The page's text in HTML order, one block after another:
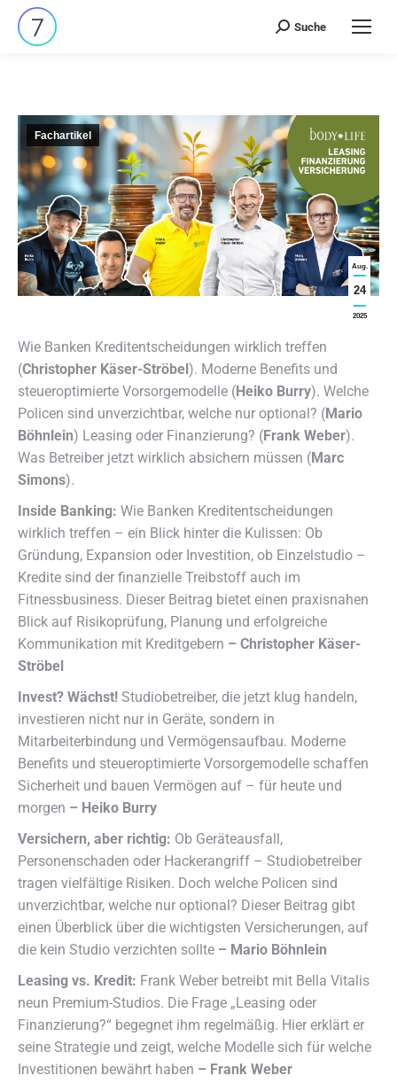
Search:
Suche
Aug.
24
2025
Fachartikel
Wie Banken Kreditentscheidungen wirklich treffen
(Christopher Käser-Ströbel). Moderne Benefits und
steueroptimierte Vorsorgemodelle (Heiko Burry). Welche
Policen sind unverzichtbar, welche nur optional? (Mario
Böhnlein) Leasing oder Finanzierung? (Frank Weber).
Was Betreiber jetzt wirklich absichern müssen (Marc
Simons).
Inside Banking: Wie Banken Kreditentscheidungen
wirklich treffen – ein Blick hinter die Kulissen: Ob
Gründung, Expansion oder Investition, ob Einzelstudio –
Kredite sind der finanzielle Treibstoff auch im
Fitnessbusiness. Dieser Beitrag bietet einen praxisnahen
Blick auf Risikoprüfung, Planung und erfolgreiche
Kommunikation mit Kreditgebern – Christopher Käser-
Ströbel
Invest? Wächst! Studiobetreiber, die jetzt klug handeln,
investieren nicht nur in Geräte, sondern in
Mitarbeiterbindung und Vermögensaufbau. Moderne
Benefits und steueroptimierte Vorsorgemodelle schaffen
Sicherheit und bauen Vermögen auf – für heute und
morgen – Heiko Burry
Versichern, aber richtig: Ob Geräteausfall,
Personenschaden oder Hackerangriff – Studiobetreiber
tragen vielfältige Risiken. Doch welche Policen sind
unverzichtbar, welche nur optional? Dieser Beitrag gibt
einen Überblick über die wichtigsten Versicherungen, auf
die kein Studio verzichten sollte – Mario Böhnlein
Leasing vs. Kredit: Frank Weber betreibt mit Bella Vitalis
neun Premium-Studios. Die Frage „Leasing oder
Finanzierung?“ begegnet ihm regelmäßig. Hier erklärt er
seine Strategie und zeigt, welche Modelle sich für welche
Investitionen bewährt haben – Frank Weber